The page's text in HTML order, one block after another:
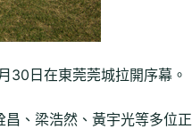
30日在東莞莞城拉開序幕。
、梁浩然、黃宇光等多位正